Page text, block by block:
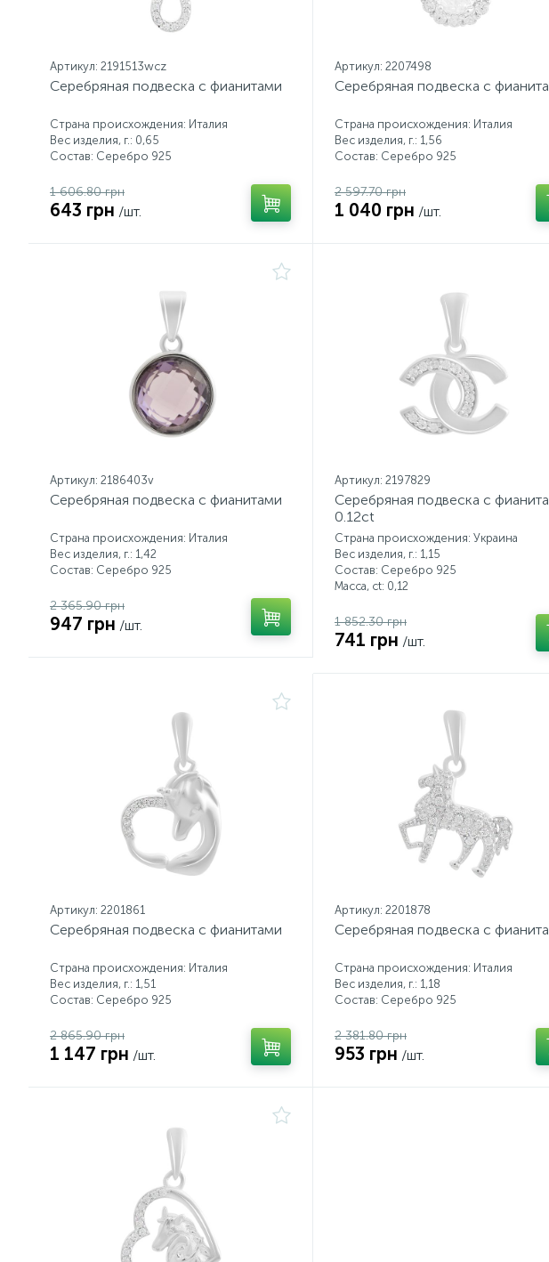
Артикул: 2191513wcz
Серебряная подвеска с фианитами
Страна происхождения: Италия
Вес изделия, г.: 0,65
Состав: Серебро 925
1 606.80 грн
643 грн /шт.
Артикул: 2207498
Серебряная подвеска с
Страна происхождения: Италия
Вес изделия, г.: 1,56
Состав: Серебро 925
2 597.70 грн
1 040 грн /шт.
Артикул: 2186403v
Серебряная подвеска с фианитами
Страна происхождения: Италия
Вес изделия, г.: 1,42
Состав: Серебро 925
2 365.90 грн
947 грн /шт.
Артикул: 2197829
Серебряная подвеска с
0.12ct
Страна происхождения: Украина
Вес изделия, г.: 1,15
Состав: Серебро 925
Масса, ct: 0,12
1 852.30 грн
741 грн /шт.
Артикул: 2201861
Серебряная подвеска с фианитами
Страна происхождения: Италия
Вес изделия, г.: 1,51
Состав: Серебро 925
2 865.90 грн
1 147 грн /шт.
Артикул: 2201878
Серебряная подвеска с
Страна происхождения: Италия
Вес изделия, г.: 1,18
Состав: Серебро 925
2 381.80 грн
953 грн /шт.